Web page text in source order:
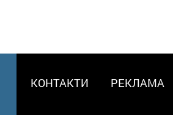
МЕНЮ
КОНТАКТИ РЕКЛАМА